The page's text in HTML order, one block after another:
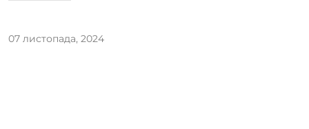
07 листопада, 2024